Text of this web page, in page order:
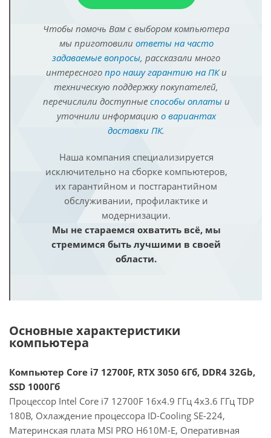
Чтобы помочь Вам с выбором компьютера
мы приготовили ответы на часто
задаваемые вопросы, рассказали много
интересного про нашу гарантию на ПКи
техническую поддержку покупателей,
перечислили доступные способы оплатыи
уточнили информацию о вариантах
доставки ПК.
Наша компания специализируется
исключительно на сборке компьютеров,
их гарантийном и постгарантийном
обслуживании, профилактике и
модернизации.
Мы не стараемся охватить всё, мы
стремимся быть лучшими в своей
области.
Основные характеристики
компьютера
Компьютер Core i7 12700F, RTX 3050 6Гб, DDR4 32Gb,
SSD 1000Гб
Процессор Intel Core i7 12700F 16x4.9 ГГц 4x3.6 ГГц TDP
180В, Охлаждение процессора ID-Cooling SE-224,
Материнская плата MSI PRO H610M-E, Оперативная